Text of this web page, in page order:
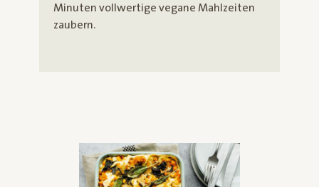
Minuten vollwertige vegane Mahlzeiten
zaubern.